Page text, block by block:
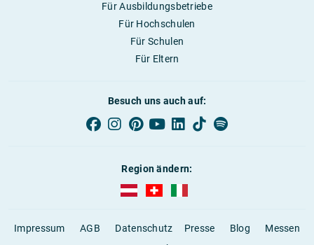
Für Ausbildungsbetriebe
Für Hochschulen
Für Schulen
Für Eltern
Besuch uns auch auf:
Region ändern:
AUBI-plus Österreich (deutsch)
Impressum AGB Datenschutz Presse Blog
Messen